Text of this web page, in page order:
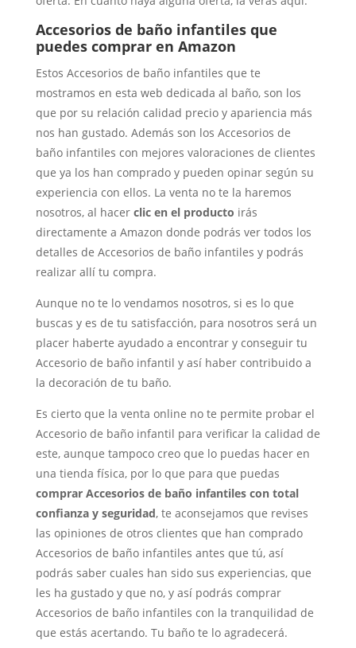
Accesorios de baño infantiles que
puedes comprar en Amazon
Estos Accesorios de baño infantiles que te
mostramos en esta web dedicada al baño, son los
que por su relación calidad precio y apariencia más
nos han gustado. Además son los Accesorios de
baño infantiles con mejores valoraciones de clientes
que ya los han comprado y pueden opinar según su
experiencia con ellos. La venta no te la haremos
nosotros, al hacer clic en el producto irás
directamente a Amazon donde podrás ver todos los
detalles de Accesorios de baño infantiles y podrás
realizar allí tu compra.
Aunque no te lo vendamos nosotros, si es lo que
buscas y es de tu satisfacción, para nosotros será un
placer haberte ayudado a encontrar y conseguir tu
Accesorio de baño infantil y así haber contribuido a
la decoración de tu baño.
Es cierto que la venta online no te permite probar el
Accesorio de baño infantil para verificar la calidad de
este, aunque tampoco creo que lo puedas hacer en
una tienda física, por lo que para que puedas
comprar Accesorios de baño infantiles con total
confianza y seguridad, te aconsejamos que revises
las opiniones de otros clientes que han comprado
Accesorios de baño infantiles antes que tú, así
podrás saber cuales han sido sus experiencias, que
les ha gustado y que no, y así podrás comprar
Accesorios de baño infantiles con la tranquilidad de
que estás acertando. Tu baño te lo agradecerá.